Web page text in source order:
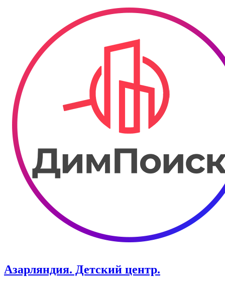
Азарляндия. ​Детский центр.